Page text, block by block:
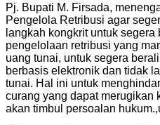
Pj. Bupati M. Firsada,
Pengelola Retribusi agar
langkah kongkrit untuk
pengelolaan retribusi yang
uang tunai, untuk segera
berbasis elektronik dan tidak
tunai. Hal ini untuk
curang yang dapat merugikan
akan timbul persoalan